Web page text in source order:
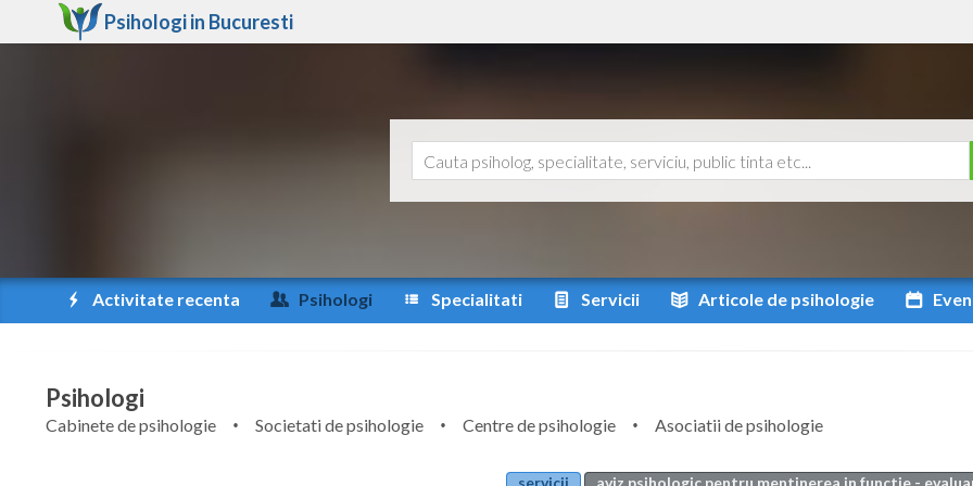
Psihologi in Bucuresti
Activitate recenta Psihologi Specialitati Servicii Articole de psihologie
Psihologi
Cabinete de psihologie Societati de psihologie Centre de psihologie
Asociatii de psihologie
servicii
aviz psihologic pentru mentinerea in functie -